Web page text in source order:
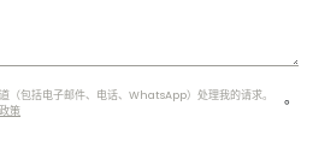
（包括电子邮件、电话、WhatsApp）处理我的请求。
策
。